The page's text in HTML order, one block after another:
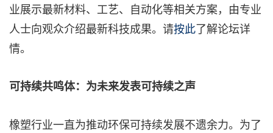
业展示最新材料、工艺、自动化等相关方案，由专业
人士向观众介绍最新科技成果。请按此了解论坛详
情。
可持续共鸣体：为未来发表可持续之声
橡塑行业一直为推动环保可持续发展不遗余力。为了